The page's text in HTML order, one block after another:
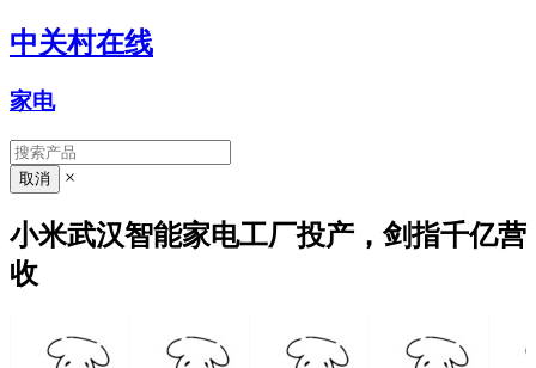
中关村在线
家电
×
小米武汉智能家电工厂投产，剑指千亿营
收